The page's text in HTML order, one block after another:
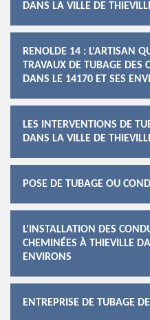
DANS LA VILLE DE
RENOLDE 14 : L'ARTISAN
TRAVAUX DE TUBAGE DES
DANS LE 14170 ET SES
LES INTERVENTIONS DE
DANS LA VILLE DE
POSE DE TUBAGE OU
L'INSTALLATION DES
CHEMINÉES À THIEVILLE
ENVIRONS
ENTREPRISE DE TUBAGE